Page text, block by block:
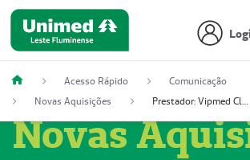
Acesso Rápido
Comunicação
Novas Aquisições
Prestador: Vipmed Clínica Geral Ltda, 51004349-0 (Nome Fantasia: Policlínica Master)
Novas